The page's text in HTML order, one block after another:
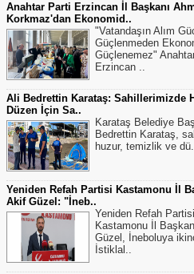
Anahtar Parti Erzincan İl Başkanı
Korkmaz'dan Ekonomid..
"Vatandaşın Alım
Güçlenmeden
Güçlenemez"
Erzincan ..
Ali Bedrettin Karataş: Sahillerimizde
Düzen İçin Sa..
Karataş Belediye
Bedrettin Karataş,
huzur, temizlik ve
Yeniden Refah Partisi Kastamonu İl
Akif Güzel: "İneb..
Yeniden Refah Partisi
Kastamonu İl
Güzel, İneboluya
İstiklal..